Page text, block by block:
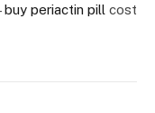
buy periactin pill cost